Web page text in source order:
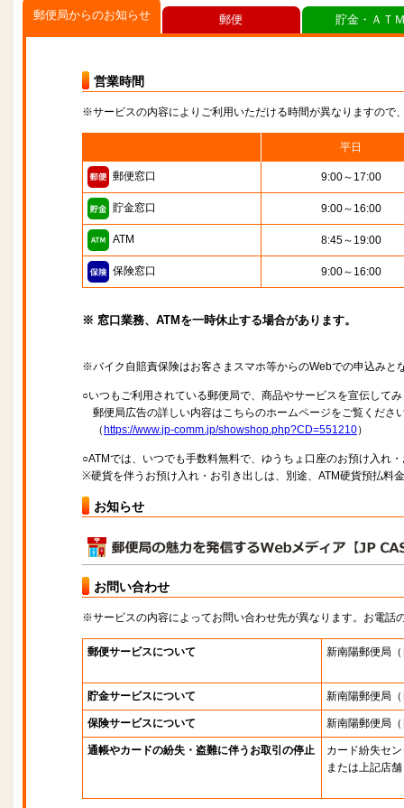
郵便局からのお知らせ
営業時間
※サービスの内容によりご利用いただける時間が異なりますので
平日
郵便窓口 9:00～17:00
貯金窓口 9:00～16:00
ATM 8:45～19:00
保険窓口 9:00～16:00
※ 窓口業務、ATMを一時休止する場合があります。
※バイク自賠責保険はお客さまスマホ等からのWebでの申込みと
○いつもご利用されている郵便局で、商品やサービスを宣伝して
郵便局広告の詳しい内容はこちらのホームページをご覧くださ
（ https://www.jp-comm.jp/showshop.php?CD=551210）
○ATMでは、いつでも手数料無料で、ゆうちょ口座のお預け入れ
※硬貨を伴うお預け入れ・お引き出しは、別途、ATM硬貨預払料
お知らせ
お問い合わせ
※サービスの内容によってお問い合わせ先が異なります。お電話
郵便サービスについて 新南陽郵便局
貯金サービスについて 新南陽郵便局
保険サービスについて 新南陽郵便局
通帳やカードの紛失・盗難に伴うお取引の停止
カード紛失セ
または上記店舗
郵便 貯金・ＡＴ